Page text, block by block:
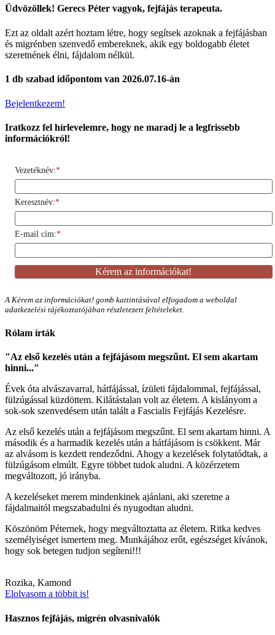
Üdvözöllek! Gerecs Péter vagyok, fejfájás terapeuta.
Ezt az oldalt azért hoztam létre, hogy segítsek azoknak a fejfájásban
és migrénben szenvedő embereknek, akik egy boldogabb életet
szeretnének élni, fájdalom nélkül.
1 db szabad időpontom van 2026.07.16-án
Bejelentkezem!
Iratkozz fel hírlevelemre, hogy ne maradj le a legfrissebb
információkról!
Vezetéknév:*
Keresztnév:*
E-mail cím:*
A Kérem az információkat! gomb kattintásával elfogadom a weboldal
adatkezelési tájékoztatójában részletezett feltételeket.
Rólam írták
"Az első kezelés után a fejfájásom megszűnt. El sem akartam
hinni..."
Évek óta alvászavarral, hátfájással, ízületi fájdalommal, fejfájással,
fülzúgással küzdöttem. Kilátástalan volt az életem. A kislányom a
sok-sok szenvedésem után talált a Fascialis Fejfájás Kezelésre.
Az első kezelés után a fejfájásom megszűnt. El sem akartam hinni. A
második és a harmadik kezelés után a hátfájásom is csökkent. Már
az alvásom is kezdett rendeződni. Ahogy a kezelések folytatódtak, a
fülzúgásom elmúlt. Egyre többet tudok aludni. A közérzetem
megváltozott, jó irányba.
A kezeléseket merem mindenkinek ajánlani, aki szeretne a
fájdalmaitól megszabadulni és nyugodtan aludni.
Köszönöm Péternek, hogy megváltoztatta az életem. Ritka kedves
személyiséget ismertem meg. Munkájához erőt, egészséget kívánok,
hogy sok betegen tudjon segíteni!!!
Rozika, Kamond
Elolvasom a többit is!
Hasznos fejfájás, migrén olvasnivalók